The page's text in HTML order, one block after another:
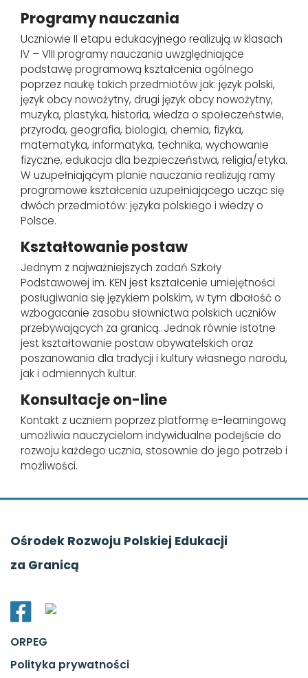
Programy nauczania
Uczniowie II etapu edukacyjnego realizują w klasach
IV – VIII programy nauczania uwzględniające
podstawę programową kształcenia ogólnego
poprzez naukę takich przedmiotów jak: język polski,
język obcy nowożytny, drugi język obcy nowożytny,
muzyka, plastyka, historia, wiedza o społeczeństwie,
przyroda, geografia, biologia, chemia, fizyka,
matematyka, informatyka, technika, wychowanie
fizyczne, edukacja dla bezpieczeństwa, religia/etyka.
W uzupełniającym planie nauczania realizują ramy
programowe kształcenia uzupełniającego ucząc się
dwóch przedmiotów: języka polskiego i wiedzy o
Polsce.
Kształtowanie postaw
Jednym z najważniejszych zadań Szkoły
Podstawowej im. KEN jest kształcenie umiejętności
posługiwania się językiem polskim, w tym dbałość o
wzbogacanie zasobu słownictwa polskich uczniów
przebywających za granicą. Jednak równie istotne
jest kształtowanie postaw obywatelskich oraz
poszanowania dla tradycji i kultury własnego narodu,
jak i odmiennych kultur.
Konsultacje on-line
Kontakt z uczniem poprzez platformę e-learningową
umożliwia nauczycielom indywidualne podejście do
rozwoju każdego ucznia, stosownie do jego potrzeb i
możliwości.
Ośrodek Rozwoju Polskiej Edukacji
za Granicą
ORPEG
Polityka prywatności